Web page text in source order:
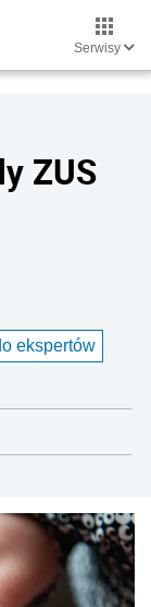
Serwisy
ZUS
ekspertów